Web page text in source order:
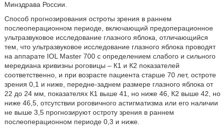
Минздрава России.
Способ прогнозирования остроты зрения в раннем
послеоперационном периоде, включающий предоперационное
ультразвуковое исследование глазного яблока, отличающийся
тем, что ультразвуковое исследование глазного яблока проводят
на аппарате IOL Master 700 с определением слабого и сильного
мередиана кривизны роговицы – К1 и К2 показателей
соответственно, и при возрасте пациента старше 70 лет, остроте
зрения 0,1 и ниже, передне-заднем размере глазного яблока от
22 до 24 мм, показателях К1 выше 41, но ниже 46, К2 выше 42, но
ниже 46,5, отсутствии роговичного астигматизма или его наличии
не выше 3,5 прогнозируют остроту зрения в раннем
послеоперационном периоде 0,3 и ниже.